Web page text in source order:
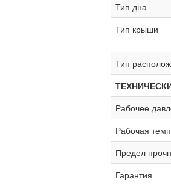
Тип дна
Тип крыши
Тип
Рабочее
Рабочая
Предел
Гарантия